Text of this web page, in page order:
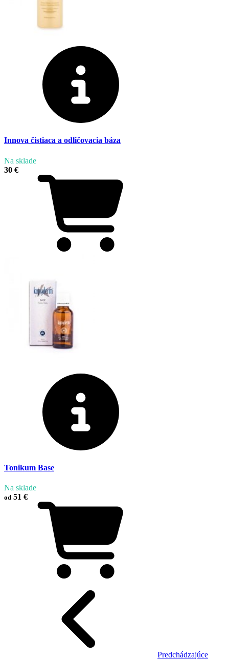
Innova čistiaca a odličovacia báza
Na sklade
30 €
Tonikum Base
Na sklade
od 51 €
Predchádzajúce